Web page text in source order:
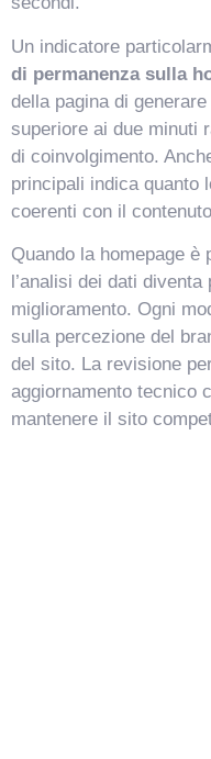
Un indicatore
di permanenza sulla
della pagina di
superiore ai due minuti
di coinvolgimento.
principali indica quanto
coerenti con il
Quando la homepage è
l’analisi dei dati
miglioramento. Ogni
sulla percezione del
del sito. La revisione
aggiornamento tecnico
mantenere il sito